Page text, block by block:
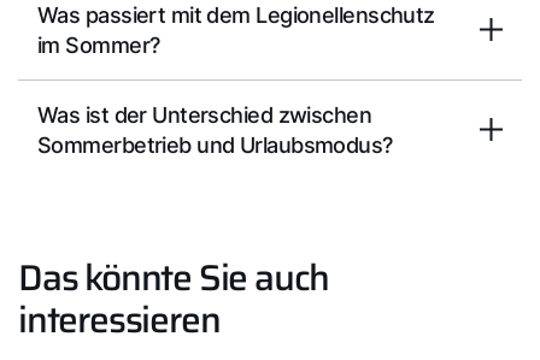
Was passiert mit dem Legionellenschutz
im Sommer?
Was ist der Unterschied zwischen
Sommerbetrieb und Urlaubsmodus?
Das könnte Sie auch
interessieren